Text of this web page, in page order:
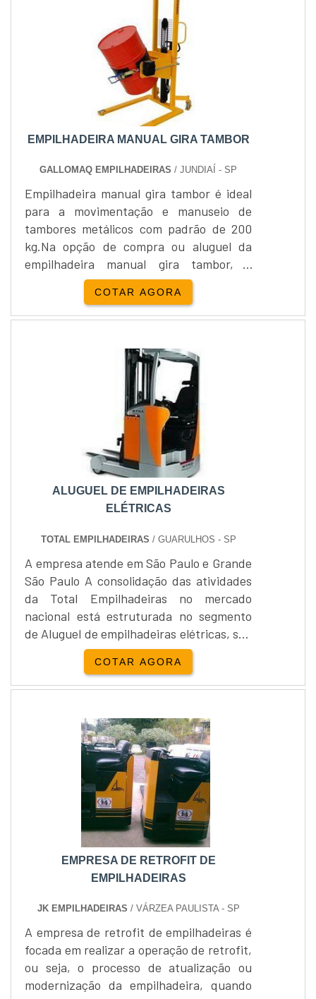
EMPILHADEIRA MANUAL GIRA TAMBOR
GALLOMAQ EMPILHADEIRAS / JUNDIAÍ - SP
Empilhadeira manual gira tambor é ideal
para a movimentação e manuseio de
tambores metálicos com padrão de 200
kg.Na opção de compra ou aluguel da
empilhadeira manual gira tambor, a
Gallomaq é especialista. Além de oferecer
o serviço de manutenção e peças de
reposição. Confira!....
COTAR AGORA
ALUGUEL DE EMPILHADEIRAS
ELÉTRICAS
TOTAL EMPILHADEIRAS / GUARULHOS - SP
A empresa atende em São Paulo e Grande
São Paulo A consolidação das atividades
da Total Empilhadeiras no mercado
nacional está estruturada no segmento
de Aluguel de empilhadeiras elétricas, seu
carro-chefe.A empresa dispõe de uma
frota de equipamentos entre
empilhadeiras elétricas e a combustão,
acessórios. A frota recebe investimentos
constantes para modernização.O aluguel
de equipamentos é uma modalidade d....
COTAR AGORA
EMPRESA DE RETROFIT DE
EMPILHADEIRAS
JK EMPILHADEIRAS / VÁRZEA PAULISTA - SP
A empresa de retrofit de empilhadeiras é
focada em realizar a operação de retrofit,
ou seja, o processo de atualização ou
modernização da empilhadeira, quando